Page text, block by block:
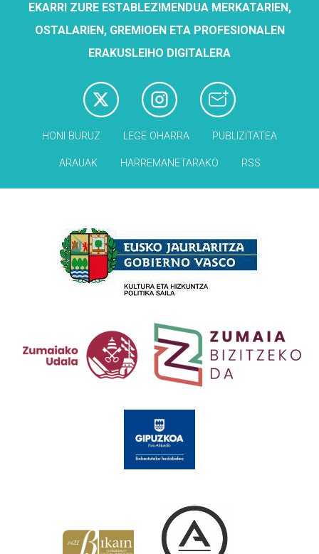
EKARRI ZURE ESTABLEZIMENDUA MERKATARIEN,
OSTALARIEN, GREMIOEN ETA PROFESIONALEN
ERAKUSLEIHO DIGITALERA
HONI BURUZ LEGE OHARRA PUBLIZITATEA
ARAUAK HARREMANETARAKO RSS